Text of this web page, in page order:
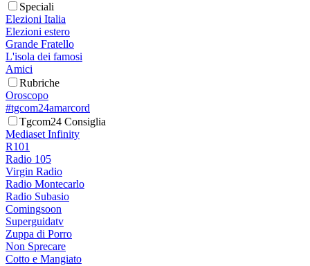
Speciali
Elezioni Italia
Elezioni estero
Grande Fratello
L'isola dei famosi
Amici
Rubriche
Oroscopo
#tgcom24amarcord
Tgcom24 Consiglia
Mediaset Infinity
R101
Radio 105
Virgin Radio
Radio Montecarlo
Radio Subasio
Comingsoon
Superguidatv
Zuppa di Porro
Non Sprecare
Cotto e Mangiato